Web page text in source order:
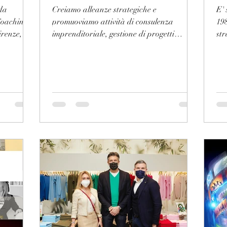
Creiamo alleanze strategiche e
promuoviamo attività di consulenza
imprenditoriale, gestione di progetti
E'